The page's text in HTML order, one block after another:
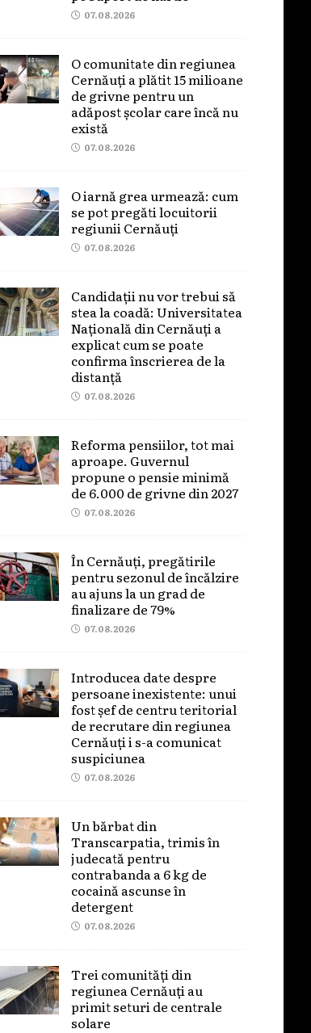
07.08.2026
O comunitate din regiunea
Cernăuți a plătit 15 milioane
de grivne pentru un
adăpost școlar care încă nu
există
07.08.2026
O iarnă grea urmează: cum
se pot pregăti locuitorii
regiunii Cernăuți
07.08.2026
Candidații nu vor trebui să
stea la coadă: Universitatea
Națională din Cernăuți a
explicat cum se poate
confirma înscrierea de la
distanță
07.08.2026
Reforma pensiilor, tot mai
aproape. Guvernul
propune o pensie minimă
de 6.000 de grivne din 2027
07.08.2026
În Cernăuți, pregătirile
pentru sezonul de încălzire
au ajuns la un grad de
finalizare de 79%
07.08.2026
Introducea date despre
persoane inexistente: unui
fost șef de centru teritorial
de recrutare din regiunea
Cernăuți i s-a comunicat
suspiciunea
07.08.2026
Un bărbat din
Transcarpatia, trimis în
judecată pentru
contrabanda a 6 kg de
cocaină ascunse în
detergent
07.08.2026
Trei comunități din
regiunea Cernăuți au
primit seturi de centrale
solare